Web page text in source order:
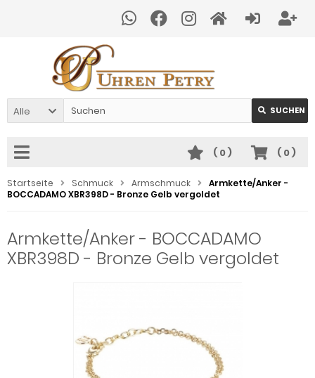
Alle SUCHEN
( 0)
( 0)
Startseite Schmuck Armschmuck
Armkette/Anker -
BOCCADAMO XBR398D - Bronze Gelb vergoldet
Armkette/Anker - BOCCADAMO
XBR398D - Bronze Gelb vergoldet